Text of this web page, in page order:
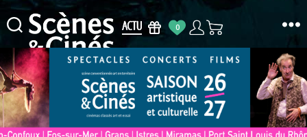
Scènes
&
Cinés
0